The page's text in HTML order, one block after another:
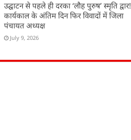
उद्घाटन से पहले ही दरका ‘लौह पुरुष’ स्मृति द्वार!
कार्यकाल के अंतिम दिन फिर विवादों में जिला
पंचायत अध्यक्ष
July 9, 2026